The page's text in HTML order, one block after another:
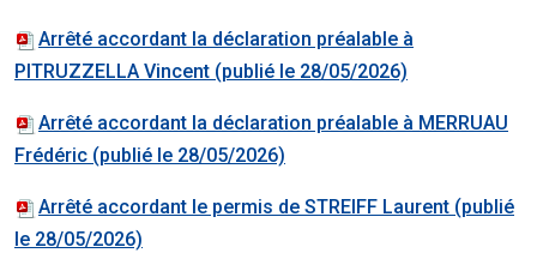
Arrêté accordant la déclaration préalable à
PITRUZZELLA Vincent (publié le 28/05/2026)
Arrêté accordant la déclaration préalable à MERRUAU
Frédéric (publié le 28/05/2026)
Arrêté accordant le permis de STREIFF Laurent (publié
le 28/05/2026)